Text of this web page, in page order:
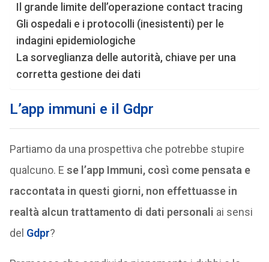
Il grande limite dell’operazione contact tracing
Gli ospedali e i protocolli (inesistenti) per le
indagini epidemiologiche
La sorveglianza delle autorità, chiave per una
corretta gestione dei dati
L’app immuni e il Gdpr
Partiamo da una prospettiva che potrebbe stupire
qualcuno. E se l’app Immuni, così come pensata e
raccontata in questi giorni, non effettuasse in
realtà alcun trattamento di dati personali ai sensi
del Gdpr?